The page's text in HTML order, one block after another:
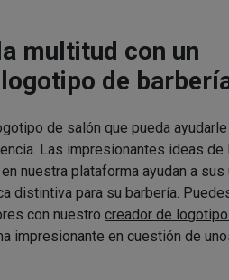
multitud con un
de
de salón que pueda
Las impresionantes ideas
nuestra plataforma ayudan a sus
distintiva para su barbería.
con nuestro creador de
impresionante en cuestión de